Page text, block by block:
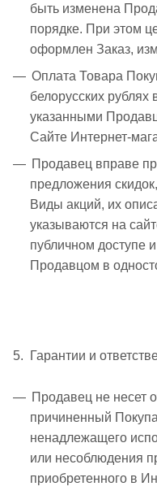
быть изменена
порядке. При этом
оформлен Заказ,
Оплата Товара
белорусских
указанными
Сайте Интернет-
Продавец вправе
предложения
Виды акций, их
указываются на
публичном доступе
Продавцом в
5. Гарантии и
Продавец не несет
причиненный
ненадлежащего
или несоблюдения
приобретенного в